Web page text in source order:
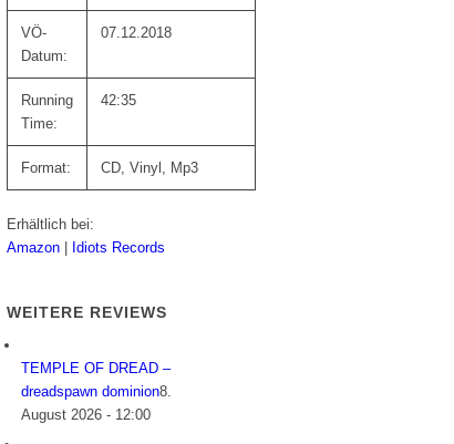
VÖ-
Datum:
07.12.2018
Running
Time:
42:35
Format: CD, Vinyl, Mp3
Erhältlich bei:
Amazon
Idiots Records
WEITERE REVIEWS
TEMPLE OF DREAD –
dreadspawn dominion8.
August 2026 - 12:00